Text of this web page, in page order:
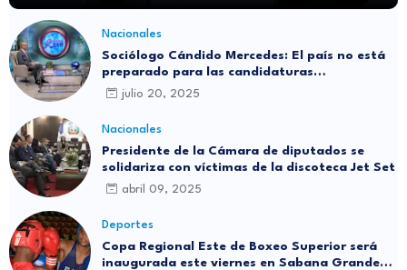
Nacionales
Sociólogo Cándido Mercedes: El país no está
preparado para las candidaturas
independientes
julio 20, 2025
Nacionales
Presidente de la Cámara de diputados se
solidariza con víctimas de la discoteca Jet Set
abril 09, 2025
Deportes
Copa Regional Este de Boxeo Superior será
inaugurada este viernes en Sabana Grande